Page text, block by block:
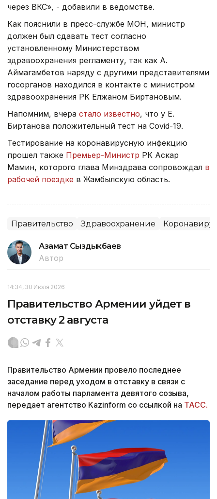
через ВКС», - добавили в ведомстве.
Как пояснили в пресс-службе МОН, министр
должен был сдавать тест согласно
установленному Министерством
здравоохранения регламенту, так как А.
Аймагамбетов наряду с другими представителями
госорганов находился в контакте с министром
здравоохранения РК Елжаном Биртановым.
Напомним, вчера стало известно, что у Е.
Биртанова положительный тест на Covid-19.
Тестирование на коронавирусную инфекцию
прошел также Премьер-Министр РК Аскар
Мамин, которого глава Минздрава сопровождал в
рабочей поездке в Жамбылскую область.
Правительство Здравоохранение
Азамат Сыздыкбаев
Автор
14:34, 30 Июля 2026
Правительство Армении уйдет в
отставку 2 августа
Правительство Армении провело последнее
заседание перед уходом в отставку в связи с
началом работы парламента девятого созыва,
передает агентство Kazinform со ссылкой на ТАСС.